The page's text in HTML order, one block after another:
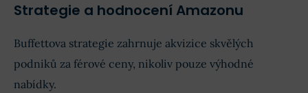
Strategie a hodnocení Amazonu
Buffettova strategie zahrnuje akvizice skvělých
podniků za férové ceny, nikoliv pouze výhodné
nabídky.